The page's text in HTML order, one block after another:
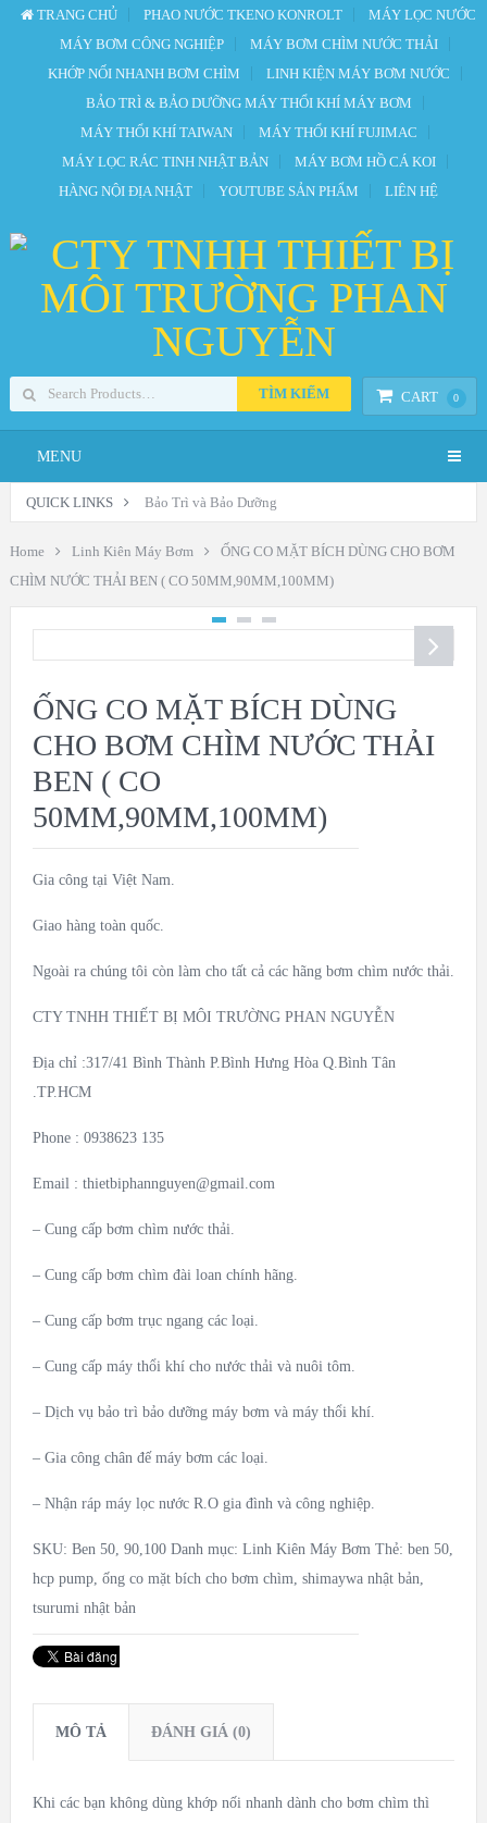
TRANG CHỦ PHAO NƯỚC TKENO KONROLT
MÁY LỌC NƯỚC
MÁY BƠM CÔNG NGHIỆP
MÁY BƠM CHÌM NƯỚC THẢI
KHỚP NỐI NHANH BƠM CHÌM
LINH KIỆN MÁY BƠM NƯỚC
BẢO TRÌ & BẢO DƯỠNG MÁY THỔI KHÍ MÁY BƠM
MÁY THỔI KHÍ TAIWAN
MÁY THỔI KHÍ FUJIMAC
MÁY LỌC RÁC TINH NHẬT BẢN
MÁY BƠM HỒ CÁ KOI
HÀNG NỘI ĐỊA NHẬT
YOUTUBE SẢN PHẨM LIÊN HỆ
CART 0
TÌM KIẾM
MENU
QUICK LINKS Bảo Trì và Bảo Dưỡng
Home Linh Kiên Máy Bơm
ỐNG CO MẶT BÍCH DÙNG CHO BƠM
CHÌM NƯỚC THẢI BEN ( CO 50MM,90MM,100MM)
ỐNG CO MẶT BÍCH DÙNG
CHO BƠM CHÌM NƯỚC THẢI
BEN ( CO
50MM,90MM,100MM)
Gia công tại Việt Nam.
Giao hàng toàn quốc.
Ngoài ra chúng tôi còn làm cho tất cả các hãng bơm chìm nước thải.
CTY TNHH THIẾT BỊ MÔI TRƯỜNG PHAN NGUYỄN
Địa chỉ :317/41 Bình Thành P.Bình Hưng Hòa Q.Bình Tân
.TP.HCM
Phone : 0938623 135
Email : thietbiphannguyen@gmail.com
– Cung cấp bơm chìm nước thải.
– Cung cấp bơm chìm đài loan chính hãng.
– Cung cấp bơm trục ngang các loại.
– Cung cấp máy thổi khí cho nước thải và nuôi tôm.
– Dịch vụ bảo trì bảo dưỡng máy bơm và máy thổi khí.
– Gia công chân đế máy bơm các loại.
– Nhận ráp máy lọc nước R.O gia đình và công nghiệp.
SKU: Ben 50, 90,100 Danh mục: Linh Kiên Máy Bơm Thẻ: ben 50,
hcp pump, ống co mặt bích cho bơm chìm, shimaywa nhật bản,
tsurumi nhật bản
MÔ TẢ ĐÁNH GIÁ (0)
Khi các bạn không dùng khớp nối nhanh dành cho bơm chìm thì